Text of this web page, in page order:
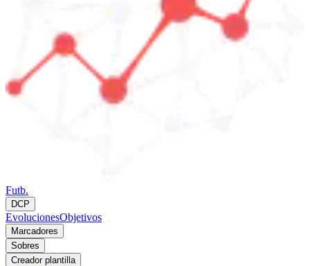
Futb.
DCP
EvolucionesObjetivos
Marcadores
Sobres
Creador plantilla